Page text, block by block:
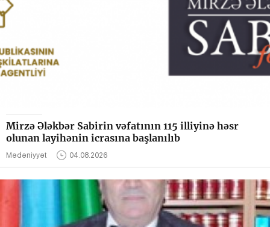
Mirzə Ələkbər Sabirin vəfatının 115 illiyinə həsr
olunan layihənin icrasına başlanılıb
Mədəniyyət 04.08.2026